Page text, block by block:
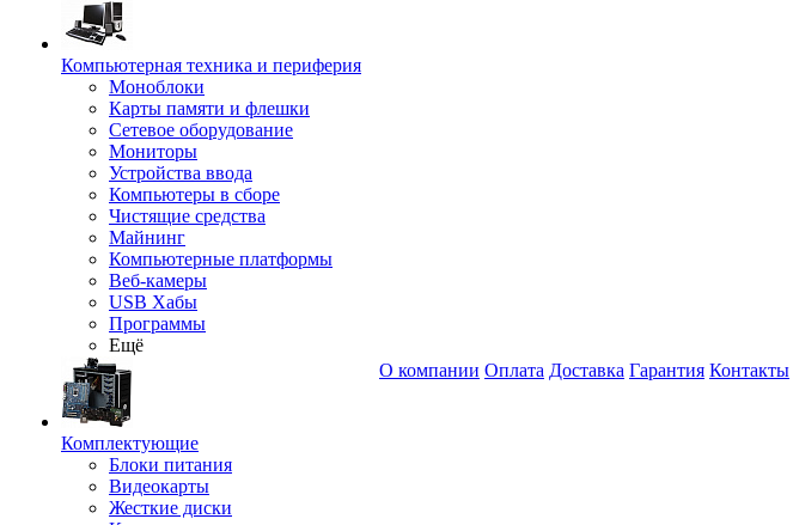
Компьютерная техника и периферия
Моноблоки
Карты памяти и флешки
Сетевое оборудование
Мониторы
Устройства ввода
Компьютеры в сборе
Чистящие средства
Майнинг
Компьютерные платформы
Веб-камеры
USB Хабы
Программы
Ещё
Комплектующие
Блоки питания
Видеокарты
Жесткие диски
О компании Оплата Доставка Гарантия Контакты